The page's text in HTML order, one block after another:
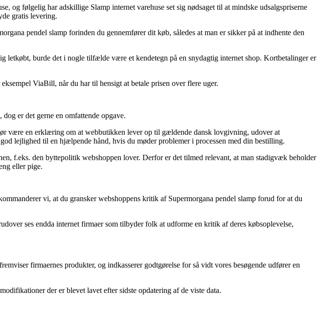
og følgelig har adskillige Slamp internet varehuse set sig nødsaget til at mindske udsalgspriserne
gratis levering.
pendel slamp forinden du gennemfører dit køb, således at man er sikker på at indhente den
burde det i nogle tilfælde være et kendetegn på en snydagtig internet shop. Kortbetalinger er
ViaBill, når du har til hensigt at betale prisen over flere uger.
er det gerne en omfattende opgave.
være en erklæring om at webbutikken lever op til gældende dansk lovgivning, udover at
lejlighed til en hjælpende hånd, hvis du møder problemer i processen med din bestilling.
f.eks. den byttepolitik webshoppen lover. Derfor er det tilmed relevant, at man stadigvæk beholder
eller pige.
vi, at du gransker webshoppens kritik af Supermorgana pendel slamp forud for at du
ses endda internet firmaer som tilbyder folk at udforme en kritik af deres købsoplevelse,
firmaernes produkter, og indkasserer godtgørelse for så vidt vores besøgende udfører en
der er blevet lavet efter sidste opdatering af de viste data.